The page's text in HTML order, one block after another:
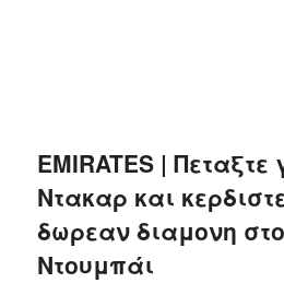
EMIRATES | Πεταξτε
Ντακαρ και
δωρεαν διαμονη στο
Ντουμπάι